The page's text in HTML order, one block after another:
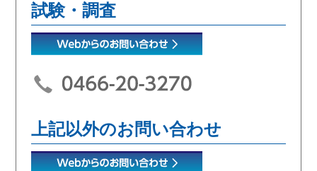
試験・調査
上記以外のお問い合わせ